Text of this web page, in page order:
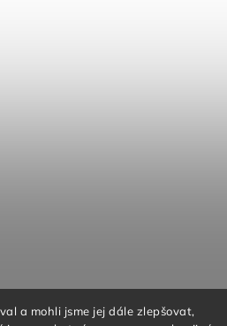
a mohli jsme jej dále zlepšovat,